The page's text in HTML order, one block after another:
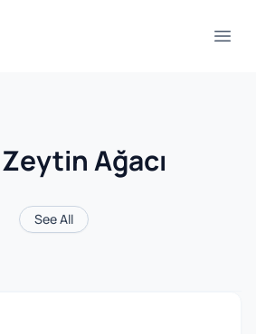
Zeytin Ağacı
See All